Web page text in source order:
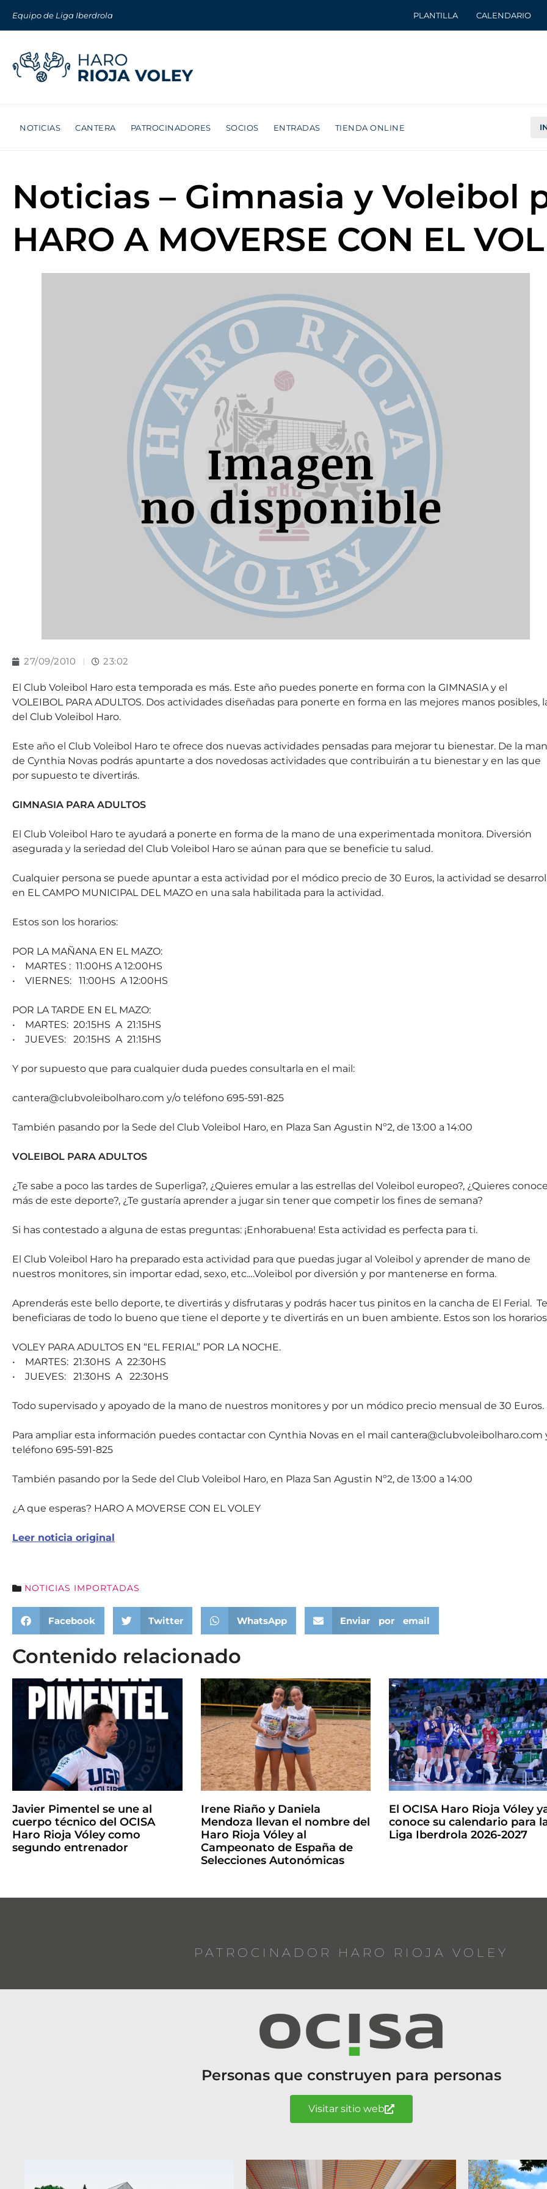
Equipo de Liga Iberdrola PLANTILLA CALENDARIO
NOTICIAS CANTERA PATROCINADORES SOCIOS ENTRADAS TIENDA ONLINE
Noticias – Gimnasia y Voleibol
HARO A MOVERSE CON EL
27/09/2010 23:02
El Club Voleibol Haro esta temporada es más. Este año puedes ponerte en forma con la GIMNASIA y el
VOLEIBOL PARA ADULTOS. Dos actividades diseñadas para ponerte en forma en las mejores manos posibles,
del Club Voleibol Haro.
Este año el Club Voleibol Haro te ofrece dos nuevas actividades pensadas para mejorar tu bienestar. De la
de Cynthia Novas podrás apuntarte a dos novedosas actividades que contribuirán a tu bienestar y en las que
por supuesto te divertirás.
GIMNASIA PARA ADULTOS
El Club Voleibol Haro te ayudará a ponerte en forma de la mano de una experimentada monitora. Diversión
asegurada y la seriedad del Club Voleibol Haro se aúnan para que se beneficie tu salud.
Cualquier persona se puede apuntar a esta actividad por el módico precio de 30 Euros, la actividad se
en EL CAMPO MUNICIPAL DEL MAZO en una sala habilitada para la actividad.
Estos son los horarios:
POR LA MAÑANA EN EL MAZO:
• MARTES : 11:00HS A 12:00HS
• VIERNES: 11:00HS A 12:00HS
POR LA TARDE EN EL MAZO:
• MARTES: 20:15HS A 21:15HS
• JUEVES: 20:15HS A 21:15HS
Y por supuesto que para cualquier duda puedes consultarla en el mail:
cantera@clubvoleibolharo.com y/o teléfono 695-591-825
También pasando por la Sede del Club Voleibol Haro, en Plaza San Agustin Nº2, de 13:00 a 14:00
VOLEIBOL PARA ADULTOS
¿Te sabe a poco las tardes de Superliga?, ¿Quieres emular a las estrellas del Voleibol europeo?, ¿Quieres
más de este deporte?, ¿Te gustaría aprender a jugar sin tener que competir los fines de semana?
Si has contestado a alguna de estas preguntas: ¡Enhorabuena! Esta actividad es perfecta para ti.
El Club Voleibol Haro ha preparado esta actividad para que puedas jugar al Voleibol y aprender de mano de
nuestros monitores, sin importar edad, sexo, etc.…Voleibol por diversión y por mantenerse en forma.
Aprenderás este bello deporte, te divertirás y disfrutaras y podrás hacer tus pinitos en la cancha de El Ferial. Te
beneficiaras de todo lo bueno que tiene el deporte y te divertirás en un buen ambiente. Estos son los
VOLEY PARA ADULTOS EN “EL FERIAL” POR LA NOCHE.
• MARTES: 21:30HS A 22:30HS
• JUEVES: 21:30HS A 22:30HS
Todo supervisado y apoyado de la mano de nuestros monitores y por un módico precio mensual de 30 Euros.
Para ampliar esta información puedes contactar con Cynthia Novas en el mail cantera@clubvoleibolharo.com
teléfono 695-591-825
También pasando por la Sede del Club Voleibol Haro, en Plaza San Agustin Nº2, de 13:00 a 14:00
¿A que esperas? HARO A MOVERSE CON EL VOLEY
Leer noticia original
NOTICIAS IMPORTADAS
Facebook Twitter WhatsApp Enviar por email
Contenido relacionado
Javier Pimentel se une al
cuerpo técnico del OCISA
Haro Rioja Vóley como
segundo entrenador
Irene Riaño y Daniela
Mendoza llevan el nombre del
Haro Rioja Vóley al
Campeonato de España de
Selecciones Autonómicas
El OCISA Haro Rioja Vóley
conoce su calendario para
Liga Iberdrola 2026-2027
PATROCINADOR HARO RIOJA VOLEY
Personas que construyen para personas
Visitar sitio web